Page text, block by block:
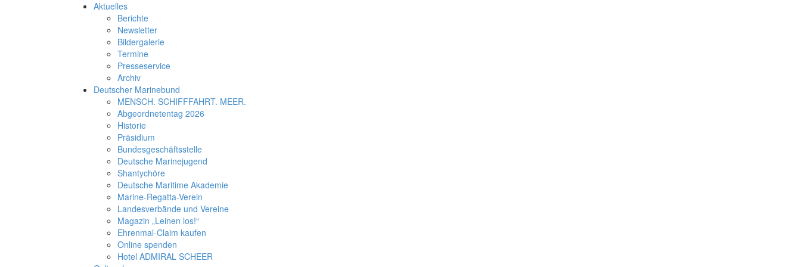
Aktuelles
Berichte
Newsletter
Bildergalerie
Termine
Presseservice
Archiv
Deutscher Marinebund
MENSCH. SCHIFFFAHRT. MEER.
Abgeordnetentag 2026
Historie
Präsidium
Bundesgeschäftsstelle
Deutsche Marinejugend
Shantychöre
Deutsche Maritime Akademie
Marine-Regatta-Verein
Landesverbände und Vereine
Magazin „Leinen los!“
Ehrenmal-Claim kaufen
Online spenden
Hotel ADMIRAL SCHEER